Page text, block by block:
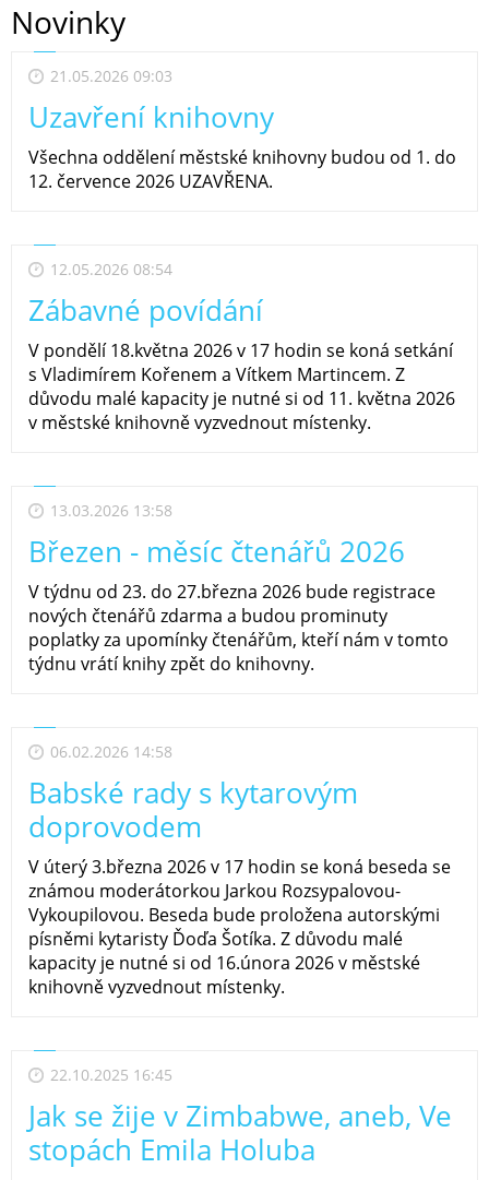
Novinky
21.05.2026 09:03
Uzavření knihovny
Všechna oddělení městské knihovny budou od 1. do
12. července 2026 UZAVŘENA.
12.05.2026 08:54
Zábavné povídání
V pondělí 18.května 2026 v 17 hodin se koná setkání
s Vladimírem Kořenem a Vítkem Martincem. Z
důvodu malé kapacity je nutné si od 11. května 2026
v městské knihovně vyzvednout místenky.
13.03.2026 13:58
Březen - měsíc čtenářů 2026
V týdnu od 23. do 27.března 2026 bude registrace
nových čtenářů zdarma a budou prominuty
poplatky za upomínky čtenářům, kteří nám v tomto
týdnu vrátí knihy zpět do knihovny.
06.02.2026 14:58
Babské rady s kytarovým
doprovodem
V úterý 3.března 2026 v 17 hodin se koná beseda se
známou moderátorkou Jarkou Rozsypalovou-
Vykoupilovou. Beseda bude proložena autorskými
písněmi kytaristy Ďoďa Šotíka. Z důvodu malé
kapacity je nutné si od 16.února 2026 v městské
knihovně vyzvednout místenky.
22.10.2025 16:45
Jak se žije v Zimbabwe, aneb, Ve
stopách Emila Holuba